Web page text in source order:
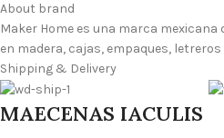
About brand
Maker Home es una marca
en madera, cajas, empaques,
Shipping & Delivery
MAECENAS IACULIS